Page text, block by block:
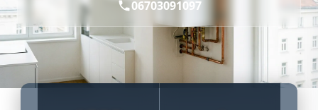
06703091097